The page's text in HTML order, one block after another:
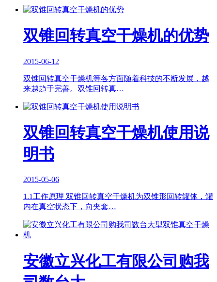
双锥回转真空干燥机的优势
2015-06-12
双锥回转真空干燥机等各方面随着科技的不断发展，越
来越趋于完善。双锥回转真…
双锥回转真空干燥机使用说
明书
2015-05-06
1.1工作原理 双锥回转真空干燥机为双锥形回转罐体，罐
内在真空状态下，向夹套…
安徽立兴化工有限公司购我